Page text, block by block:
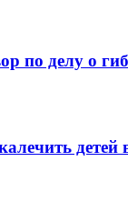
по делу о
детей